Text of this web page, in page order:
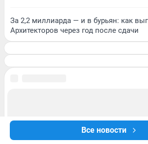
Все новости
За 2,2 миллиарда — и в бурьян: как
Архитекторов через год после сдачи